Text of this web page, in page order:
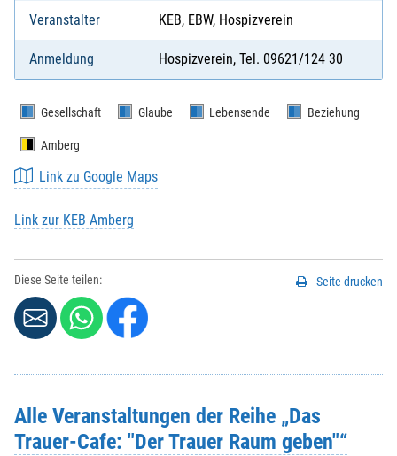
Veranstalter KEB, EBW, Hospizverein
Anmeldung Hospizverein, Tel. 09621/124 30
Gesellschaft Glaube Lebensende Beziehung
Amberg
Link zu Google Maps
Link zur KEB Amberg
Diese Seite teilen: Seite drucken
Alle Veranstaltungen der Reihe „Das
Trauer-Cafe: "Der Trauer Raum geben"“